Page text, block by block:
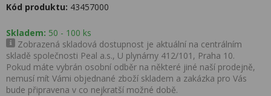
Kód produktu: 43457000
Skladem: 50 - 100 ks
Zobrazená skladová dostupnost je aktuální na centrálním
skladě společnosti Peal a.s., U plynárny 412/101, Praha 10.
Pokud máte vybrán osobní odběr na některé jiné naší prodejně,
nemusí mít Vámi objednané zboží skladem a zakázka pro Vás
bude připravena v co nejkratší možné době.